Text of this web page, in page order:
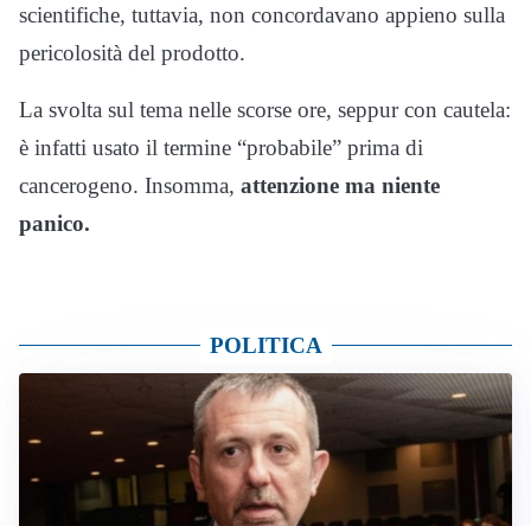
scientifiche, tuttavia, non concordavano appieno sulla
pericolosità del prodotto.
La svolta sul tema nelle scorse ore, seppur con cautela:
è infatti usato il termine “probabile” prima di
cancerogeno. Insomma, attenzione ma niente
panico.
POLITICA